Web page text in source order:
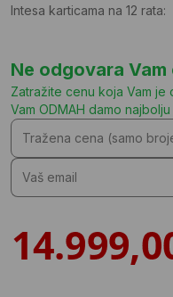
Intesa karticama na 12 rata:
Ne odgovara Vam
Zatražite cenu koja Vam
Vam ODMAH damo